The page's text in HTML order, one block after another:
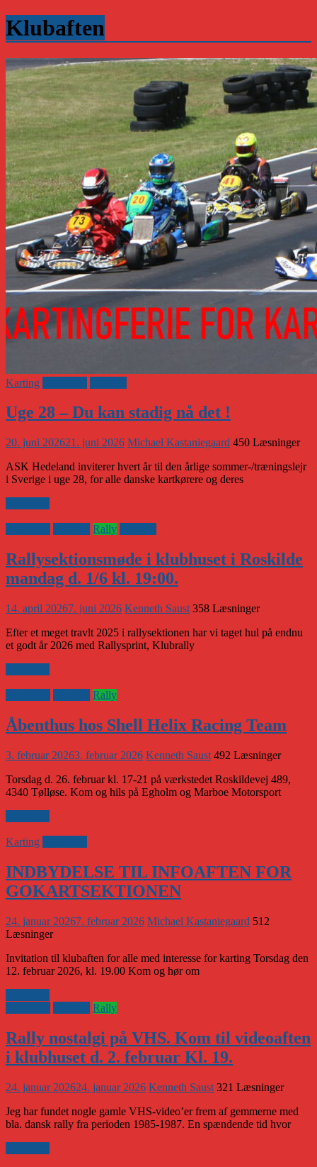
Klubaften
Karting
Uge 28 – Du kan stadig nå det !
20. juni 202621. juni 2026 Michael Kastaniegaard 450 Læsninger
ASK Hedeland inviterer hvert år til den årlige sommer-/træningslejr
i Sverige i uge 28, for alle danske kartkørere og deres
Rally
Rallysektionsmøde i klubhuset i Roskilde
mandag d. 1/6 kl. 19:00.
14. april 20267. juni 2026 Kenneth Saust 358 Læsninger
Efter et meget travlt 2025 i rallysektionen har vi taget hul på endnu
et godt år 2026 med Rallysprint, Klubrally
Rally
Åbenthus hos Shell Helix Racing Team
3. februar 20263. februar 2026 Kenneth Saust 492 Læsninger
Torsdag d. 26. februar kl. 17-21 på værkstedet Roskildevej 489,
4340 Tølløse. Kom og hils på Egholm og Marboe Motorsport
Karting
INDBYDELSE TIL INFOAFTEN FOR
GOKARTSEKTIONEN
24. januar 20267. februar 2026 Michael Kastaniegaard 512
Læsninger
Invitation til klubaften for alle med interesse for karting Torsdag den
12. februar 2026, kl. 19.00 Kom og hør om
Rally
Rally nostalgi på VHS. Kom til videoaften
i klubhuset d. 2. februar Kl. 19.
24. januar 202624. januar 2026 Kenneth Saust 321 Læsninger
Jeg har fundet nogle gamle VHS-video’er frem af gemmerne med
bla. dansk rally fra perioden 1985-1987. En spændende tid hvor